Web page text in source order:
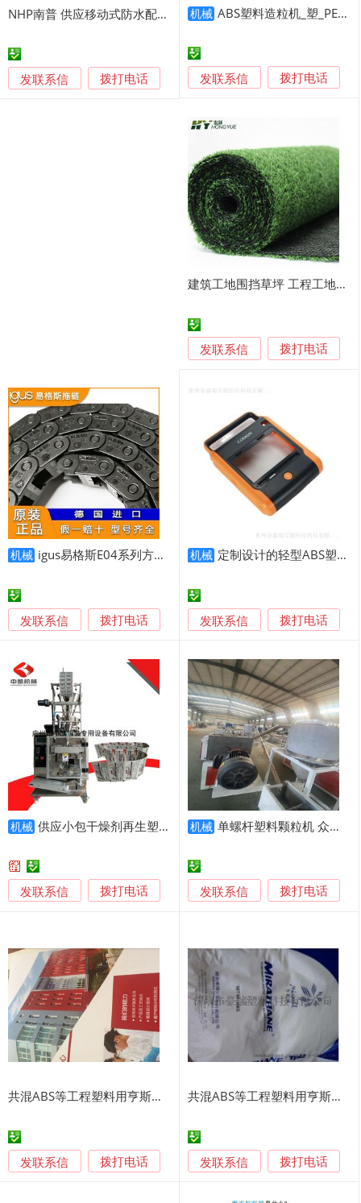
NHP南普 供应移动式防水配电箱 NP1805B PC工程塑料插座箱
发联系信 拨打电话
机械 ABS塑料造粒机_塑_PE塑料造粒机器厂家
发联系信 拨打电话
建筑工地围挡草坪 工程工地围挡草坪 塑料仿真假草
发联系信 拨打电话
机械 igus易格斯E04系列方便型拖链德国进口工程塑料
发联系信 拨打电话
机械 定制设计的轻型ABS塑料AED除颤器外壳
发联系信 拨打电话
机械 供应小包干燥剂再生塑料纳米矿晶颗粒包装 气动颗粒包装机
发联系信 拨打电话
机械 单螺杆塑料颗粒机 众诺 塑料加工造粒机设备 产量大
发联系信 拨打电话
共混ABS等工程塑料用亨斯迈TPU AVALON 65AE 75AE 85AE等
发联系信 拨打电话
共混ABS等工程塑料用亨斯迈TPU 85AE等
发联系信 拨打电话